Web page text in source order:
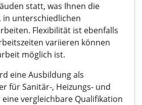
statt, was Ihnen die
in unterschiedlichen
Flexibilität ist ebenfalls
variieren können
möglich ist.
eine Ausbildung als
für Sanitär-, Heizungs- und
vergleichbare Qualifikation